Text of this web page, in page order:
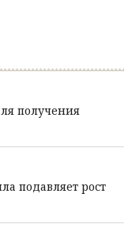
получения
подавляет рост